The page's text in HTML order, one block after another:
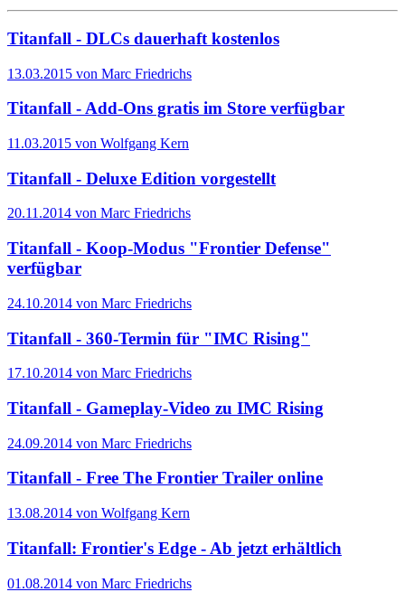
Titanfall - DLCs dauerhaft kostenlos
13.03.2015 von Marc Friedrichs
Titanfall - Add-Ons gratis im Store verfügbar
11.03.2015 von Wolfgang Kern
Titanfall - Deluxe Edition vorgestellt
20.11.2014 von Marc Friedrichs
Titanfall - Koop-Modus "Frontier Defense"
verfügbar
24.10.2014 von Marc Friedrichs
Titanfall - 360-Termin für "IMC Rising"
17.10.2014 von Marc Friedrichs
Titanfall - Gameplay-Video zu IMC Rising
24.09.2014 von Marc Friedrichs
Titanfall - Free The Frontier Trailer online
13.08.2014 von Wolfgang Kern
Titanfall: Frontier's Edge - Ab jetzt erhältlich
01.08.2014 von Marc Friedrichs